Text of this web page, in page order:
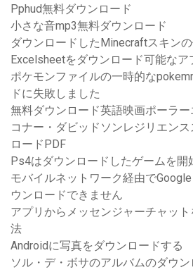
Pphud無料ダウンロード
小さな音mp3無料ダウンロード
ダウンロードしたMinecraftスキン
Excelsheetをダウンロード可能なア
ポケモンファイルの一時的な
ドに失敗しました
無料ダウンロード英語映画ポーラー
コナー・ダビッドソンレジリエン
ロードPDF
Ps4はダウンロードしたゲームを開
モバイルネットワーク経由で
ウンロードできません
アプリからメッセンジャーチャッ
法
Androidに写真をダウンロードする
ソル・デ・ボサのアルバムのダウン